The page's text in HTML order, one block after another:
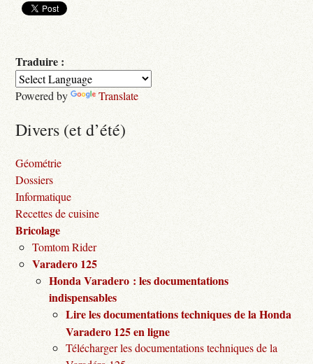
Traduire :
Powered by Translate
Divers (et d’été)
Géométrie
Dossiers
Informatique
Recettes de cuisine
Bricolage
Tomtom Rider
Varadero 125
Honda Varadero : les documentations
indispensables
Lire les documentations techniques de la Honda
Varadero 125 en ligne
Télécharger les documentations techniques de la